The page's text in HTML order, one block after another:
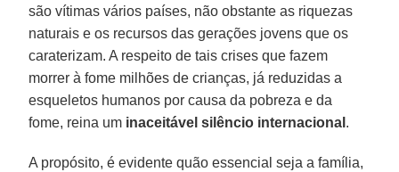
são vítimas vários países, não obstante as riquezas
naturais e os recursos das gerações jovens que os
caraterizam. A respeito de tais crises que fazem
morrer à fome milhões de crianças, já reduzidas a
esqueletos humanos por causa da pobreza e da
fome, reina um inaceitável silêncio internacional .
A propósito, é evidente quão essencial seja a família,